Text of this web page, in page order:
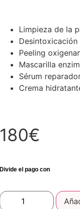
Limpieza de la
Desintoxicación
Peeling
Mascarilla
Sérum
Crema
180€